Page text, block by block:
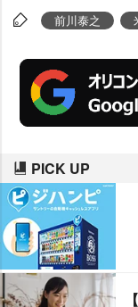
席が1番良かっ
いるけど・・
と、煙にまいた
前川泰之
PICK UP